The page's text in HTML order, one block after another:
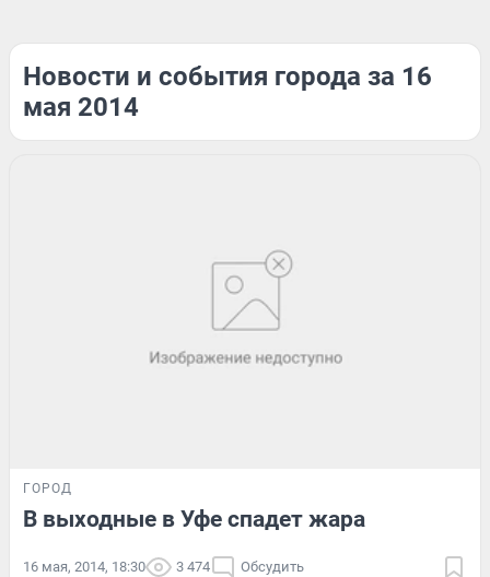
Новости и события города за 16
мая 2014
ГОРОД
В выходные в Уфе спадет жара
16 мая, 2014, 18:30 3 474 Обсудить